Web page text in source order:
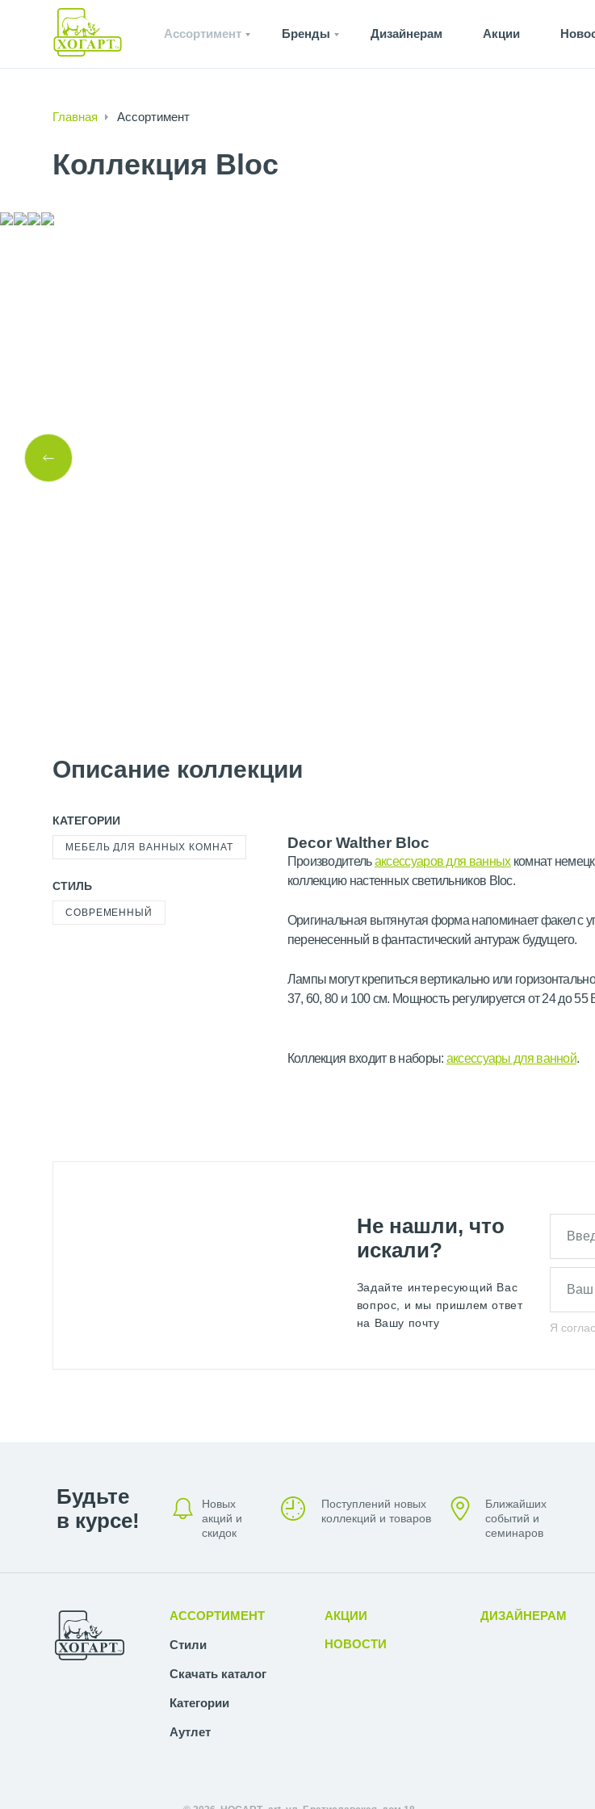
Ассортимент Бренды Дизайнерам Акции
Главная Ассортимент
Коллекция Bloc
Описание коллекции
КАТЕГОРИИ
МЕБЕЛЬ ДЛЯ ВАННЫХ КОМНАТ
СТИЛЬ
СОВРЕМЕННЫЙ
Decor Walther Bloc
Производительаксессуаров для ванныхкомнат
коллекцию настенных светильников Bloc.
Оригинальная вытянутая форма напоминает факел с
перенесенный в фантастический антураж будущего.
Лампы могут крепиться вертикально или
37, 60, 80 и 100 см. Мощность регулируется от 24 до 55
Коллекция входит в наборы: аксессуары для ванной.
Не нашли, что
искали?
Задайте интересующий Вас
вопрос, и мы пришлем ответ
на Вашу почту
Я
Будьте
в курсе!
Новых
акций и
скидок
Поступлений новых
коллекций и товаров
Ближайших
событий и
семинаров
АССОРТИМЕНТ
Стили
Скачать каталог
Категории
Аутлет
АКЦИИ
НОВОСТИ
ДИЗАЙНЕРАМ